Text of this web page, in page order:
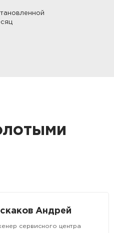
Андрей
сервисного центра